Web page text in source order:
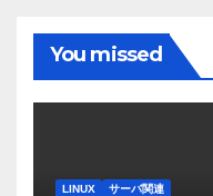
You missed
LINUX サーバ関連